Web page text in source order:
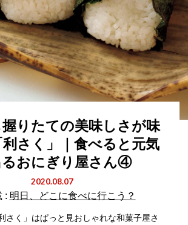
りたての美味しさが味
さく」｜食べると元気
るおにぎり屋さん④
2020.08.07
: 明日、どこに食べに行こう？
さく」はぱっと見おしゃれな和菓子屋さ